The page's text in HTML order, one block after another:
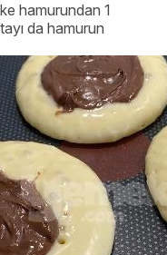
hamurundan 1
da hamurun